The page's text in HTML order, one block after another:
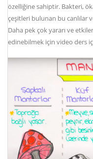
özelliğine sahiptir. Bakteri,
çeşitleri bulunan bu canlılar
Daha pek çok yararı ve
edinebilmek için video ders